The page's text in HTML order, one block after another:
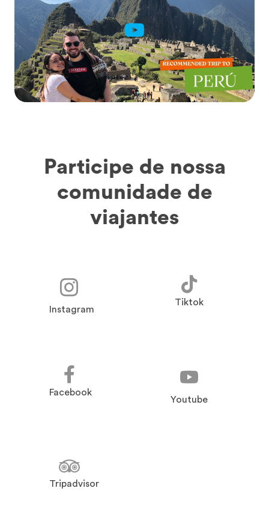
Participe de nossa
comunidade de
viajantes
Instagram
Tiktok
Facebook
Youtube
Tripadvisor